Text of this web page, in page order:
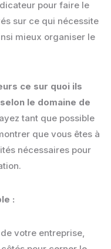
pour faire le
sur ce qui nécessite
mieux organiser le
ce sur quoi ils
le domaine de
tant que possible
que vous êtes à
nécessaires pour
:
votre entreprise,